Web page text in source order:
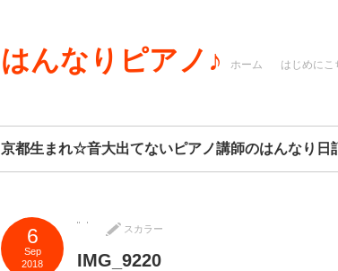
はんなりピアノ♪ ホーム はじめにこ
京都生まれ☆音大出てないピアノ講師のはんなり日
6
Sep
2018
スカラー
IMG_9220